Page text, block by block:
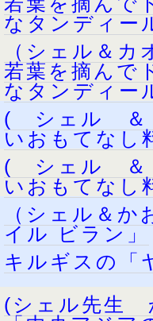
なタンディー
（シェル＆
若葉を摘んで
なタンディー
( シェル ＆
いおもてなし
( シェル ＆
いおもてなし
（シェル＆
イル ビラン」
キルギスの「
(シェル先生